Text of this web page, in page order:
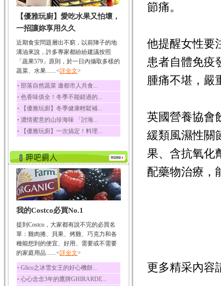
韭菜
韭菜所含的膳食纖維能
幫助消化與通便；揮...
冬瓜
冬瓜營養價值高，鈉含
量極低是水腫病人的...
豆豉
豆豉裡頭含有營養的蛋
白質、脂肪、鈣、磷...
榛果
榛果裡所含的營養素有
蛋白質、脂肪、醣類...
迷迭香
酸、迷迭香酸、植物...
咖啡
咖啡中的咖啡因會刺激
中樞神經系統，特別...
椰子
椰子含有糖類、脂肪、
荔枝
荔枝性質溫和所含的營
養素有醣類、檸檬酸...
五味子
五味子性質溫熱所含營
養成分有揮發油、檸...
【優雅玩廚】愛吃水果又怕壞，
一招讓妳享用久久
近期食安問題層出不窮，以前陣子的地
溝油來說，許多專家都紛紛建議按照
「蔬果579」原則，於一日內攝取多樣的
蔬菜、水果.......<詳全文>
‧ 部落自然蔬菜 邀都市人共食...
‧ 色香味俱全！冬季不能錯過的...
‧ 【優雅玩廚】冬季健康輕鬆補...
‧ 濃情蜜意的山珍海味 「討海...
‧ 【優雅玩廚】一次搞定！料理...
我的Costco必買No.1
提到Costco，大家都有說不完的必買名
單：雞肉捲、貝果、烤雞、巧克力和各
種能想到的便宜、好用、需要或不需要
的家庭用品.......<詳全文>
‧ Glico之冰雪女王的好心機餅...
‧ 心心念念3年的鷹牌GHIRARDE...
節痛。
他提醒女性要
患者自體免疫
腫痛不堪，嚴
英國營養協會
緩類風濕性關
果、含抗氧化
配藥物治療，
更多精采內容